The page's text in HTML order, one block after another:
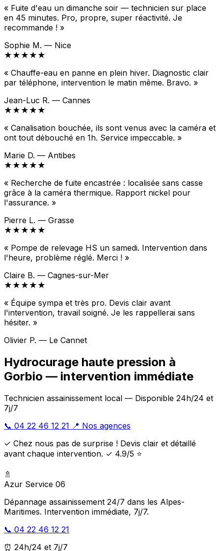
« Fuite d'eau un dimanche soir — technicien sur place
en 45 minutes. Pro, propre, super réactivité. Je
recommande ! »
Sophie M. — Nice
★★★★★
« Chauffe-eau en panne en plein hiver. Diagnostic clair
par téléphone, intervention le matin même. Bravo. »
Jean-Luc R. — Cannes
★★★★★
« Canalisation bouchée, ils sont venus avec la caméra et
ont tout débouché en 1h. Service impeccable. »
Marie D. — Antibes
★★★★★
« Recherche de fuite encastrée : localisée sans casse
grâce à la caméra thermique. Rapport nickel pour
l'assurance. »
Pierre L. — Grasse
★★★★★
« Pompe de relevage HS un samedi. Intervention dans
l'heure, problème réglé. Merci ! »
Claire B. — Cagnes-sur-Mer
★★★★★
« Équipe sympa et très pro. Devis clair avant
l'intervention, travail soigné. Je les rappellerai sans
hésiter. »
Olivier P. — Le Cannet
Hydrocurage haute pression à
Gorbio — intervention immédiate
Technicien assainissement local — Disponible 24h/24 et
7j/7
📞 04 22 46 12 21 📍 Nos agences
✓ Chez nous pas de surprise ! Devis clair et détaillé
avant chaque intervention. ✓ 4.9/5 ⭐
🚿
Azur Service 06
Dépannage assainissement 24/7 dans les Alpes-
Maritimes. Intervention immédiate, 7j/7.
📞 04 22 46 12 21
⏰ 24h/24 et 7j/7